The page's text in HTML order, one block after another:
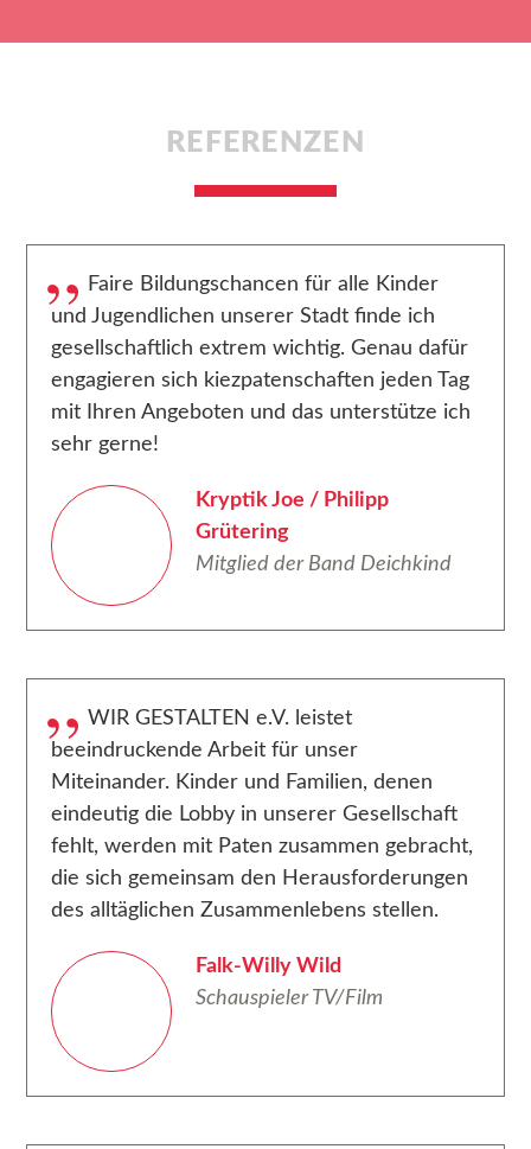
REFERENZEN
Faire Bildungschancen für alle Kinder
und Jugendlichen unserer Stadt finde ich
gesellschaftlich extrem wichtig. Genau dafür
engagieren sich kiezpatenschaften jeden Tag
mit Ihren Angeboten und das unterstütze ich
sehr gerne!
Kryptik Joe / Philipp
Grütering
Mitglied der Band Deichkind
WIR GESTALTEN e.V. leistet
beeindruckende Arbeit für unser
Miteinander. Kinder und Familien, denen
eindeutig die Lobby in unserer Gesellschaft
fehlt, werden mit Paten zusammen gebracht,
die sich gemeinsam den Herausforderungen
des alltäglichen Zusammenlebens stellen.
Falk-Willy Wild
Schauspieler TV/Film